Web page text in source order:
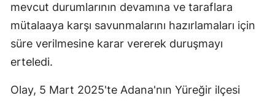
Uşak
Van
mevcut durumlarının devamına ve taraflara
mütalaaya karşı savunmalarını hazırlamaları için
süre verilmesine karar vererek duruşmayı
erteledi.
Olay, 5 Mart 2025'te Adana'nın Yüreğir ilçesi